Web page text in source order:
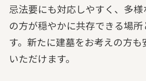
忌法要にも対応しやすく、多
の方が穏やかに共存できる場所
す。新たに建墓をお考えの方も
いただけます。